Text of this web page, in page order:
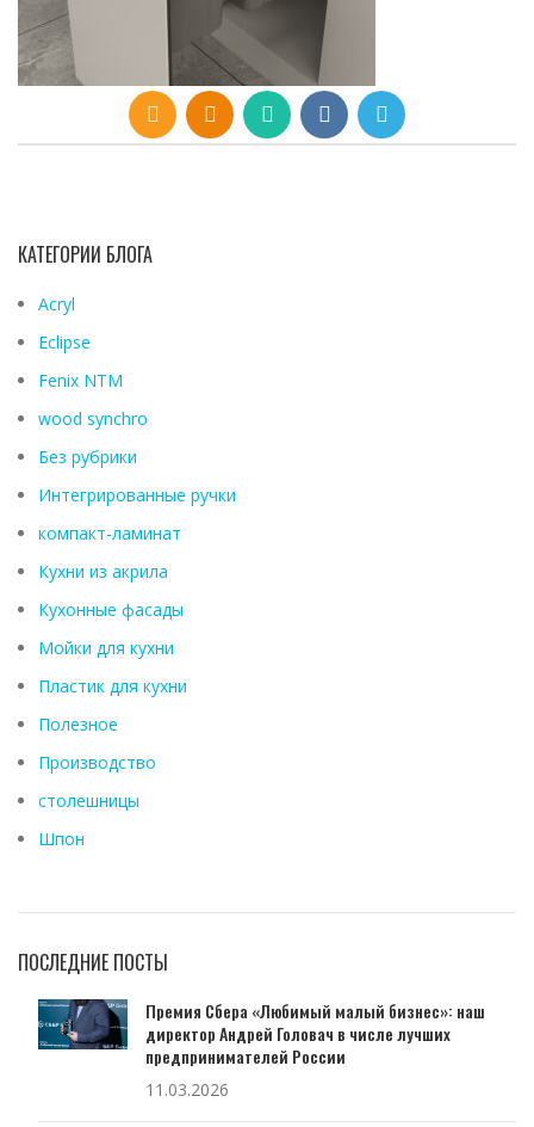
КАТЕГОРИИ БЛОГА
Acryl
Eclipse
Fenix ​​NTM
wood synchro
Без рубрики
Интегрированные ручки
компакт-ламинат
Кухни из акрила
Кухонные фасады
Мойки для кухни
Пластик для кухни
Полезное
Производство
столешницы
Шпон
ПОСЛЕДНИЕ ПОСТЫ
Премия Сбера «Любимый малый бизнес»: наш
директор Андрей Головач в числе лучших
предпринимателей России
11.03.2026